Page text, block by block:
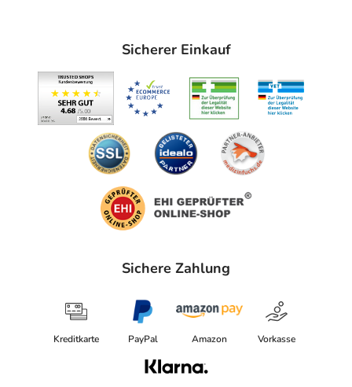
Sicherer Einkauf
Sichere Zahlung
Kreditkarte PayPal Amazon Vorkasse